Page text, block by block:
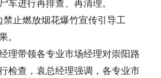
车进行再排查、再清理。
禁止燃放烟花爆竹宣传引导工
。
理带领各专业市场经理对崇阳路
检查，袁总经理强调，各专业市